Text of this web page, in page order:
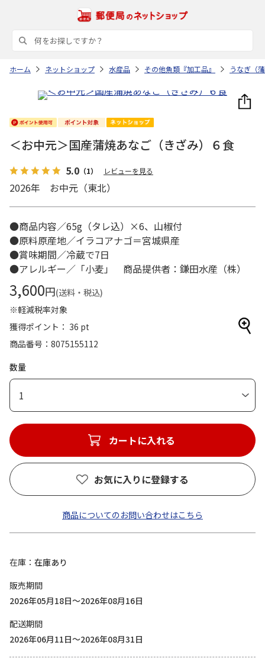
ホーム ネットショップ 水産品 その他魚類『加工品』 うなぎ（
＜お中元＞国産蒲焼あなご（きざみ）６食
5.0 （1） レビューを見る
2026年 お中元（東北）
●商品内容／65g（タレ込）×6、山椒付
●原料原産地／イラコアナゴ＝宮城県産
●賞味期間／冷蔵で7日
●アレルギー／「小麦」 商品提供者：鎌田水産（株）
3,600円(送料・税込)
※軽減税率対象
獲得ポイント： 36 pt
商品番号
8075155112
数量
1
カートに入れる
お気に入りに登録する
商品についてのお問い合わせはこちら
在庫
在庫あり
販売期間
2026年05月18日～2026年08月16日
配送期間
2026年06月11日～2026年08月31日